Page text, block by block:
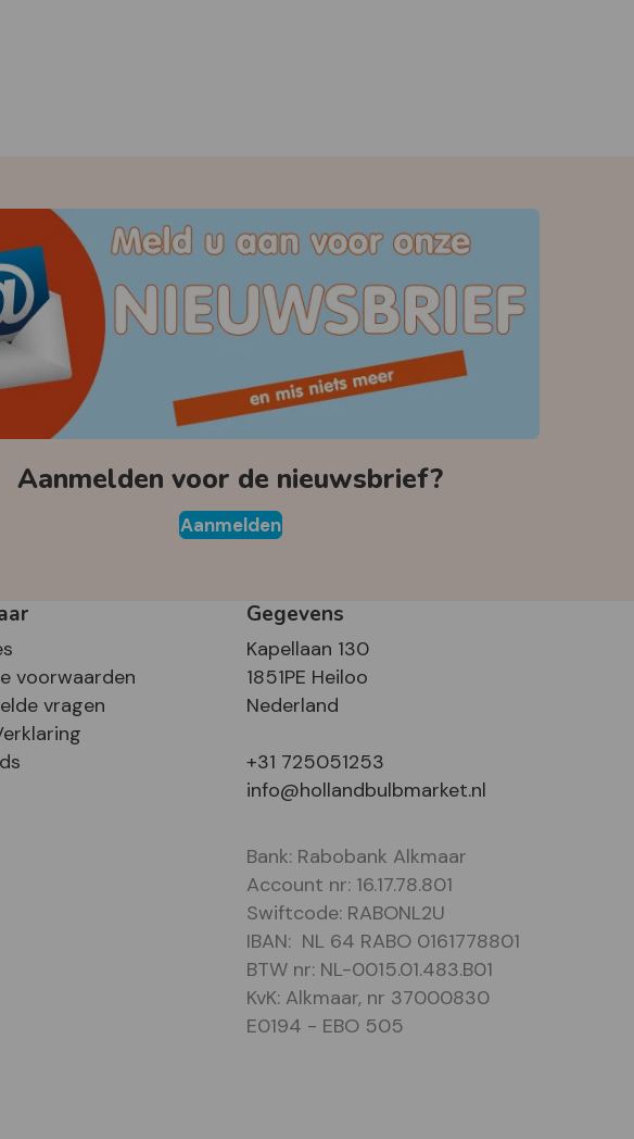
Aanmelden voor de nieuwsbrief?
Aanmelden
voorwaarden
vragen
Gegevens
Kapellaan 130
1851PE Heiloo
Nederland
+31 725051253
info@hollandbulbmarket.nl
Bank: Rabobank Alkmaar
Account nr: 16.17.78.801
Swiftcode: RABONL2U
IBAN: NL 64 RABO 0161778801
BTW nr: NL-0015.01.483.B01
KvK: Alkmaar, nr 37000830
E0194 - EBO 505